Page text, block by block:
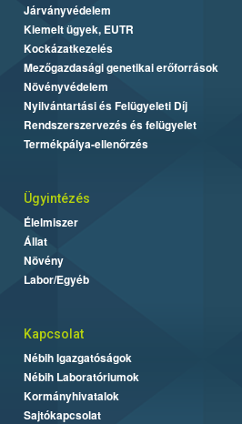
Járványvédelem
Kiemelt ügyek, EUTR
Kockázatkezelés
Mezőgazdasági genetikai erőforrások
Növényvédelem
Nyilvántartási és Felügyeleti Díj
Rendszerszervezés és felügyelet
Termékpálya-ellenőrzés
Ügyintézés
Élelmiszer
Állat
Növény
Labor/Egyéb
Kapcsolat
Nébih Igazgatóságok
Nébih Laboratóriumok
Kormányhivatalok
Sajtókapcsolat